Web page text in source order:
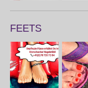
FEETS